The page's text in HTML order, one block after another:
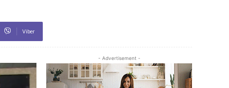
Viber
- Advertisement -